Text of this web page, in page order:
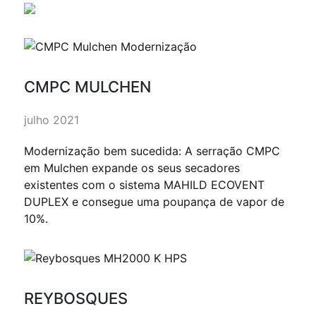
CMPC MULCHEN
julho 2021
Modernização bem sucedida: A serração CMPC
em Mulchen expande os seus secadores
existentes com o sistema MAHILD ECOVENT
DUPLEX e consegue uma poupança de vapor de
10%.
REYBOSQUES